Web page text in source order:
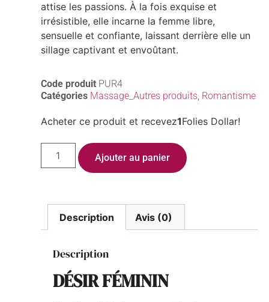
attise les passions. À la fois exquise et
irrésistible, elle incarne la femme libre,
sensuelle et confiante, laissant derrière elle un
sillage captivant et envoûtant.
Code produit PUR4
Catégories Massage_Autres produits, Romantisme
Acheter ce produit et recevez1Folies Dollar!
Ajouter au panier
Description Avis (0)
Description
DÉSIR FÉMININ